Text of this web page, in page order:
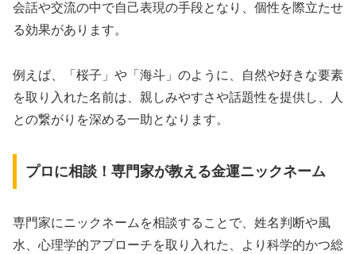
会話や交流の中で自己表現の手段となり、個性を際立たせ
る効果があります。
例えば、「桜子」や「海斗」のように、自然や好きな要素
を取り入れた名前は、親しみやすさや話題性を提供し、人
との繋がりを深める一助となります。
プロに相談！専門家が教える金運ニックネーム
専門家にニックネームを相談することで、姓名判断や風
水、心理学的アプローチを取り入れた、より科学的かつ総